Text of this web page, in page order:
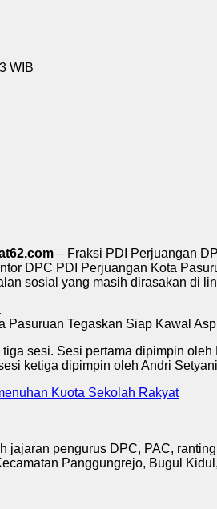
WIB
– Fraksi PDI Perjuangan
DPC PDI Perjuangan Kota
sosial yang masih dirasakan di
sesi. Sesi pertama dipimpin
ketiga dipimpin oleh Andri
Kuota Sekolah Rakyat
jajaran pengurus DPC, PAC,
Panggungrejo, Bugul